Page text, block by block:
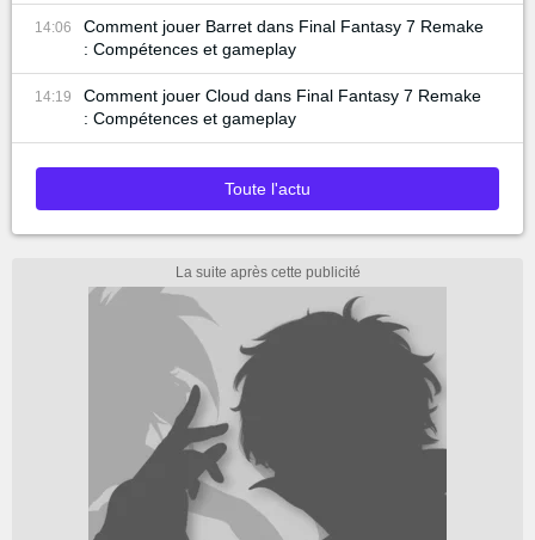
14:06
Comment jouer Barret dans Final Fantasy 7 Remake
: Compétences et gameplay
14:19
Comment jouer Cloud dans Final Fantasy 7 Remake
: Compétences et gameplay
Toute l'actu